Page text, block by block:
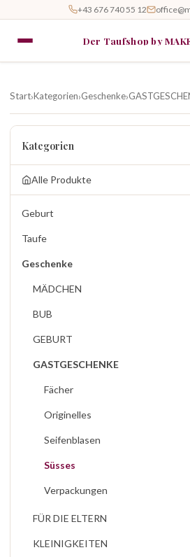
+43 676 740 55 12
Der Taufshop by
Start›Kategorien›Geschenke›
Kategorien
Alle Produkte
Geburt
Taufe
Geschenke
MÄDCHEN
BUB
GEBURT
GASTGESCHENKE
Fächer
Originelles
Seifenblasen
Süsses
Verpackungen
FÜR DIE ELTERN
KLEINIGKEITEN